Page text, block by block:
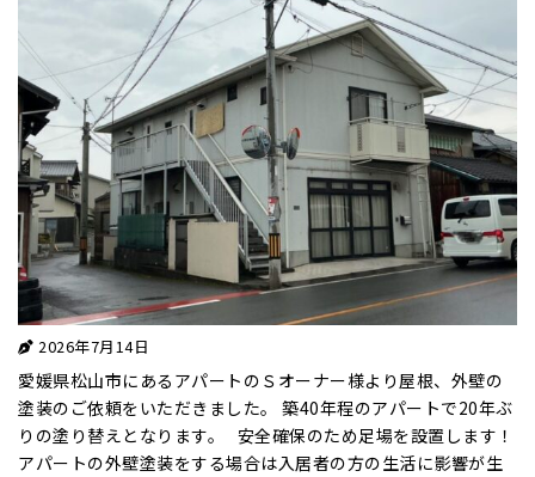
2026年7月14日
愛媛県松山市にあるアパートのＳオーナー様より屋根、外壁の
塗装のご依頼をいただきました。 築40年程のアパートで20年ぶ
りの塗り替えとなります。 安全確保のため足場を設置します！
アパートの外壁塗装をする場合は入居者の方の生活に影響が生